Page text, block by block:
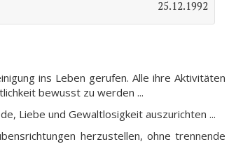
25.12.1992
ins Leben gerufen. Alle ihre Aktivitäten
bewusst zu werden ...
Liebe und Gewaltlosigkeit auszurichten ...
herzustellen, ohne trennende